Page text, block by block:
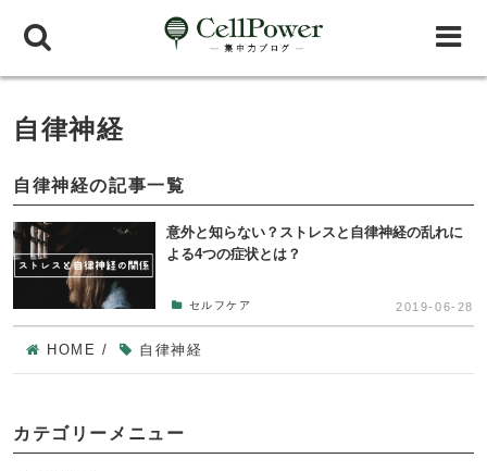
自律神経
自律神経の記事一覧
意外と知らない？ストレスと自律神経の乱れに
よる4つの症状とは？
セルフケア 2019-06-28
HOME / 自律神経
カテゴリーメニュー